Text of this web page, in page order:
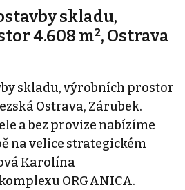
skladu,
4.608 m², Ostrava
skladu, výrobních prostor
Ostrava, Zárubek.
a bez provize nabízíme
na velice strategickém
Karolína
ORGANICA.